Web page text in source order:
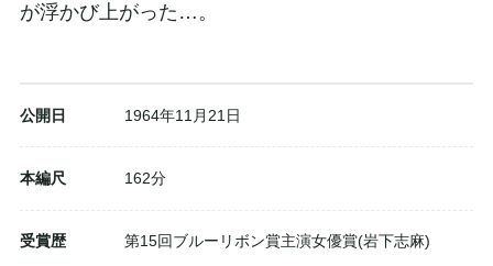
が浮かび上がった…。
公開日 1964年11月21日
本編尺 162分
受賞歴 第15回ブルーリボン賞主演女優賞(岩下志麻)